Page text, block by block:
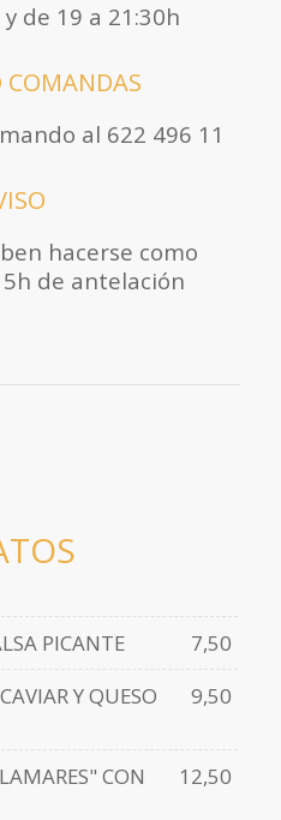
de 19 a 21:30h
COMANDAS
al 622 496 11
hacerse como
de antelación
PICANTE
7,50
Y QUESO
9,50
CON
12,50